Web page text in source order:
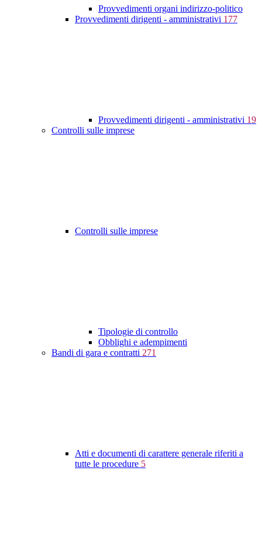
Provvedimenti organi indirizzo-politico
Provvedimenti dirigenti - amministrativi 177
Provvedimenti dirigenti - amministrativi 19
Controlli sulle imprese
Controlli sulle imprese
Tipologie di controllo
Obblighi e adempimenti
Bandi di gara e contratti 271
Atti e documenti di carattere generale riferiti a
tutte le procedure 5